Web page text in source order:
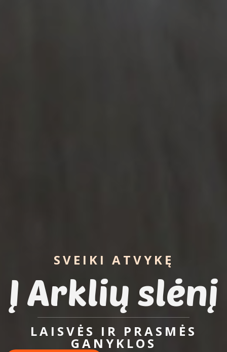
SVEIKI ATVYKĘ
Į Arklių slėnį
LAISVĖS IR PRASMĖS
GANYKLOS